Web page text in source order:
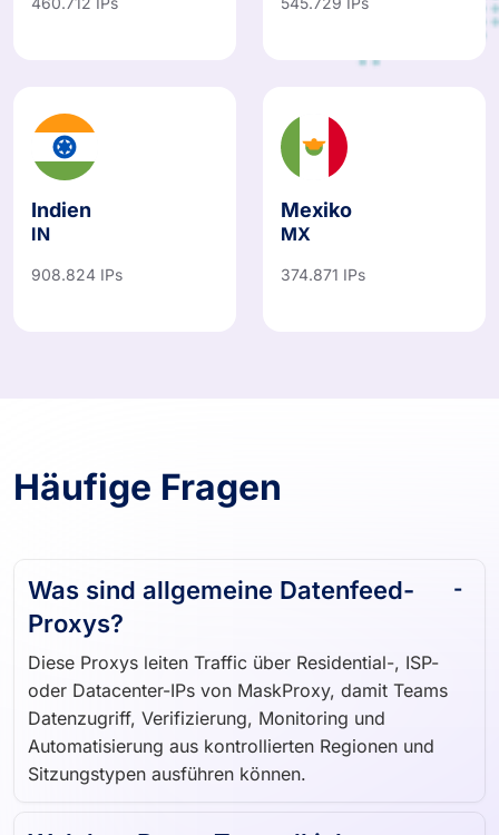
460.712 IPs 545.729 IPs
Indien
IN
908.824 IPs
Mexiko
MX
374.871 IPs
Häufige Fragen
Was sind allgemeine Datenfeed-
Proxys?
Diese Proxys leiten Traffic über Residential-, ISP-
oder Datacenter-IPs von MaskProxy, damit Teams
Datenzugriff, Verifizierung, Monitoring und
Automatisierung aus kontrollierten Regionen und
Sitzungstypen ausführen können.